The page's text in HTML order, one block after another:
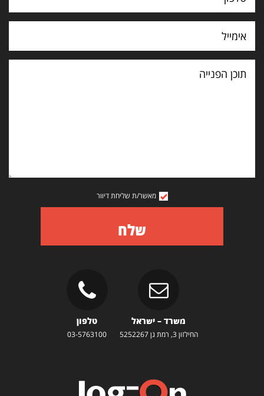
תוכן
הפנייה
מאשר/ת שליחת דיוור
שלח
משרד – ישראל
החילזון 3, רמת גן 5252267
טלפון
03-5763100